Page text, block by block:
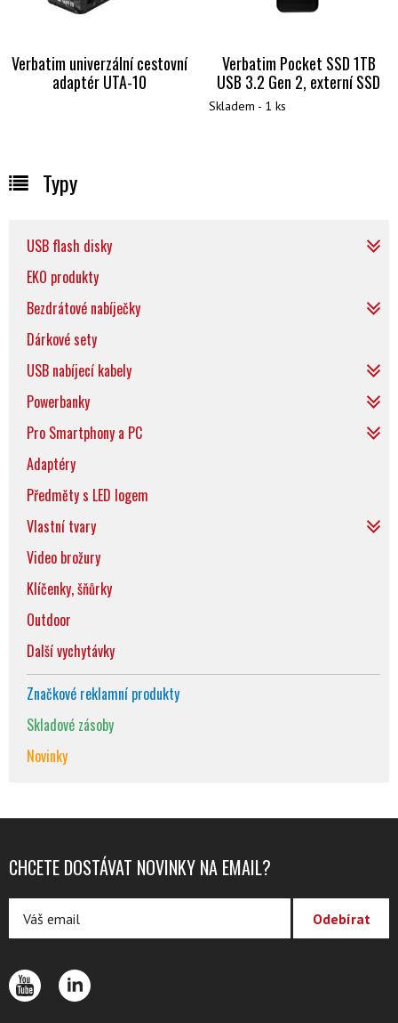
Verbatim univerzální cestovní
adaptér UTA-10
Verbatim Pocket SSD 1TB
USB 3.2 Gen 2, externí SSD
Skladem - 1 ks
Typy
USB flash disky
EKO produkty
Bezdrátové nabíječky
Dárkové sety
USB nabíjecí kabely
Powerbanky
Pro Smartphony a PC
Adaptéry
Předměty s LED logem
Vlastní tvary
Video brožury
Klíčenky, šňůrky
Outdoor
Další vychytávky
Značkové reklamní produkty
Skladové zásoby
Novinky
CHCETE DOSTÁVAT NOVINKY NA EMAIL?